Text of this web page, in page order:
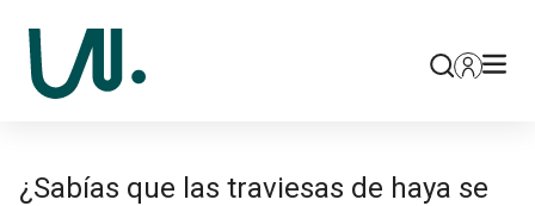
¿Sabías que las traviesas de haya se